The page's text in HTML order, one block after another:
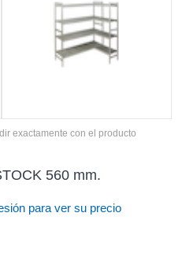
exactamente con el producto
560 mm.
para ver su precio